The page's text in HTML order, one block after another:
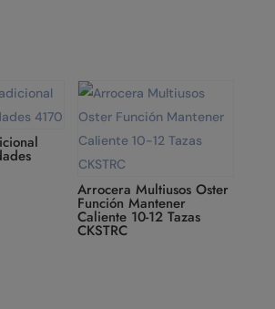
Arrocera Multiusos Oster
Función Mantener
Caliente 10-12 Tazas
CKSTRC